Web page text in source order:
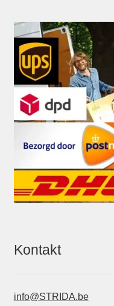
Kontakt
info@STRIDA.be